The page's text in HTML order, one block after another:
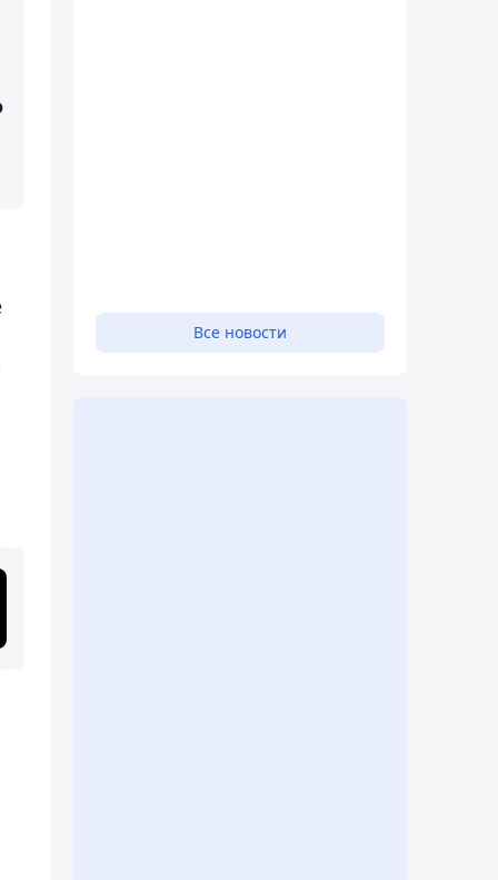
Все новости